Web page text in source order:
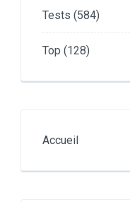
Tests (584)
Top (128)
Accueil